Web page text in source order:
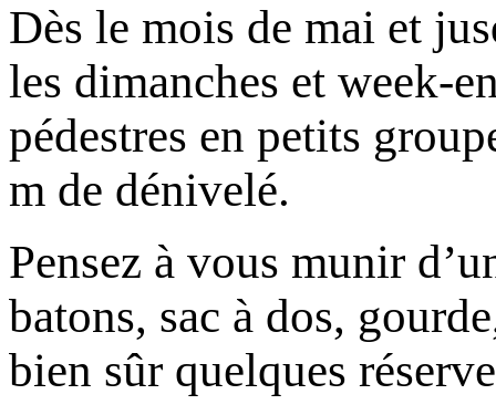
Dès le mois de mai et
les dimanches et week-
pédestres en petits
m de dénivelé.
Pensez à vous munir
batons, sac à dos,
bien sûr quelques